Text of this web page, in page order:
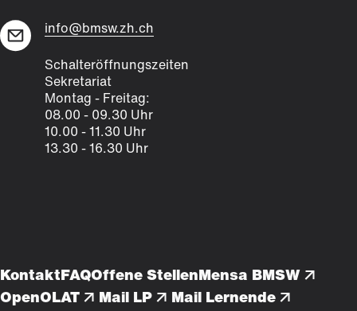
info@bmsw.zh.ch
Schalteröffnungszeiten
Sekretariat
Montag - Freitag:
08.00 - 09.30 Uhr
10.00 - 11.30 Uhr
13.30 - 16.30 Uhr
Navigation
überspringen
KontaktFAQOffene StellenMensa BMSW
OpenOLAT
Mail LP Mail Lernende